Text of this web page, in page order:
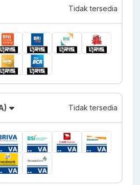
Tidak tersedia
Tidak tersedia